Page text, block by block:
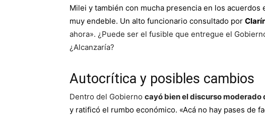
Milei y también con mucha presencia en los acuerdos
muy endeble. Un alto funcionario consultado por
ahora». ¿Puede ser el fusible que entregue el
¿Alcanzaría?
Autocrítica y posibles cambios
Dentro del Gobierno cayó bien el discurso moderado
y ratificó el rumbo económico. «Acá no hay pases de